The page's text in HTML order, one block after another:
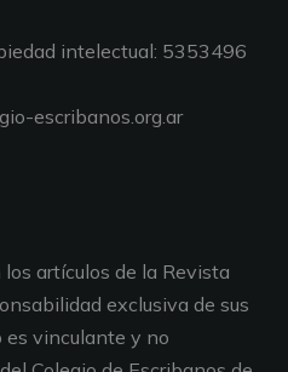
intelectual: 5353496
escribanos.org.ar
artículos de la Revista
exclusiva de sus
es vinculante y no